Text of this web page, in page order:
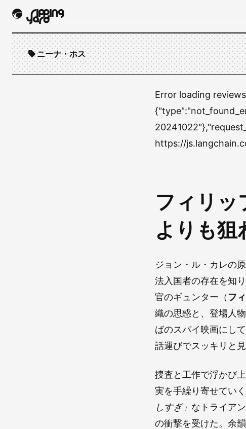
ニーナ・ホス
Error loading
https://
フィリッ
よりも狙
ジョン・ル・カレの
法入国者の存在を知
官のギュンター（ フ
織の思惑と、登場人
ばのスパイ映画にして
話運びでスッキリと
捜査と工作で浮かび
実を手繰り寄せてい
しすぎ」 なトライア
の衝撃を受けた。余